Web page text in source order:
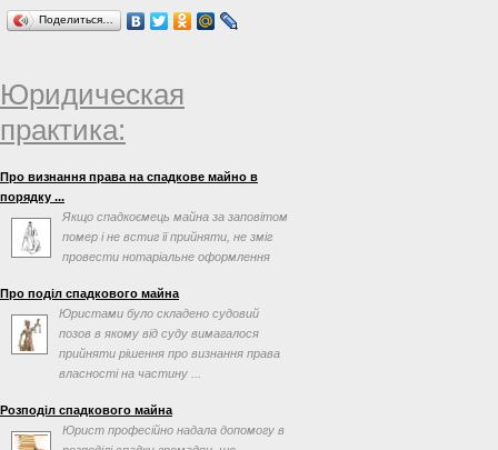
Поделиться…
Юридическая
практика:
Про визнання права на спадкове майно в
порядку ...
Якщо спадкоємець майна за заповітом
помер і не встиг її прийняти, не зміг
провести нотаріальне оформлення
Про поділ спадкового майна
Юристами було складено судовий
позов в якому від суду вимагалося
прийняти рішення про визнання права
власності на частину ...
Розподіл спадкового майна
Юрист професійно надала допомогу в